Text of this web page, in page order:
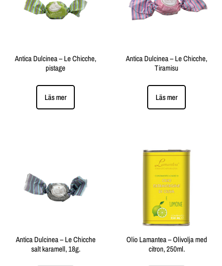
Antica Dulcinea – Le Chicche,
pistage
Läs mer
Antica Dulcinea – Le Chicche,
Tiramisu
Läs mer
Antica Dulcinea – Le Chicche
salt karamell, 18g.
Olio Lamantea – Olivolja med
citron, 250ml.